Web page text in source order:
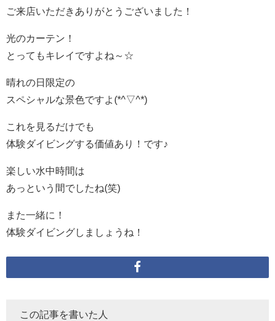
ご来店いただきありがとうございました！
光のカーテン！
とってもキレイですよね～☆
晴れの日限定の
スペシャルな景色ですよ(*^▽^*)
これを見るだけでも
体験ダイビングする価値あり！です♪
楽しい水中時間は
あっという間でしたね(笑)
また一緒に！
体験ダイビングしましょうね！
この記事を書いた人